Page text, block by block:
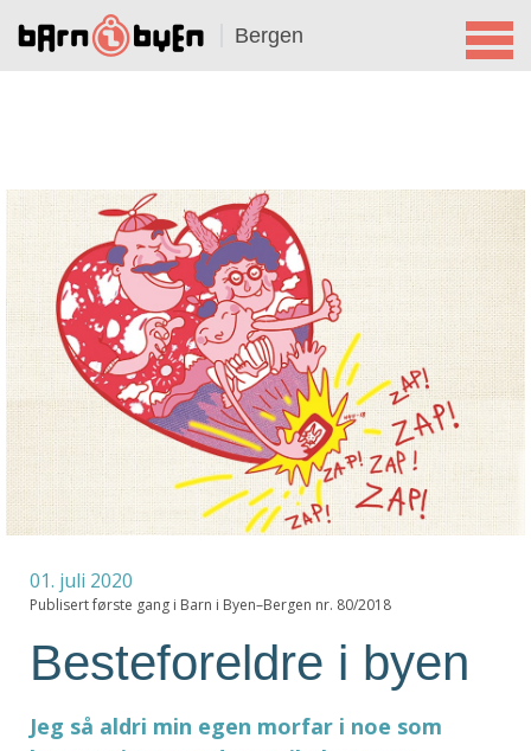
Bergen
01. juli 2020
Publisert første gang i Barn i Byen–Bergen nr. 80/2018
Besteforeldre i byen
Jeg så aldri min egen morfar i noe som